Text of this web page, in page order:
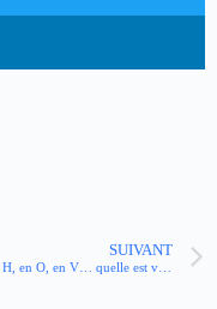
SUIVANT
Fesses en H, en O, en V… quelle est votre forme de fesses ?